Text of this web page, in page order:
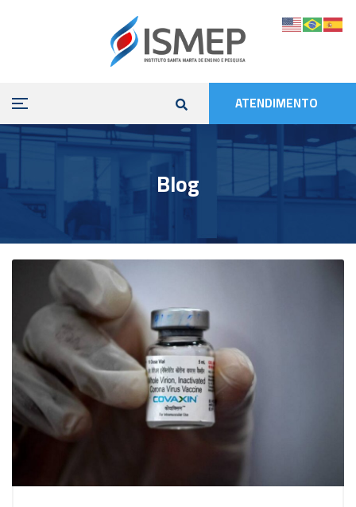
ATENDIMENTO
Blog